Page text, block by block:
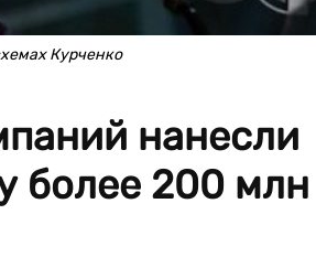
Курченко
нанесли
более 200 млн